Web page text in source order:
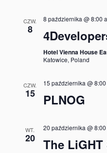
CZW.
8
8 października @ 8:00
Hotel Vienna House
Katowice, Poland
CZW.
15
15 października @
PLNOG
WT.
20
20 października @
The